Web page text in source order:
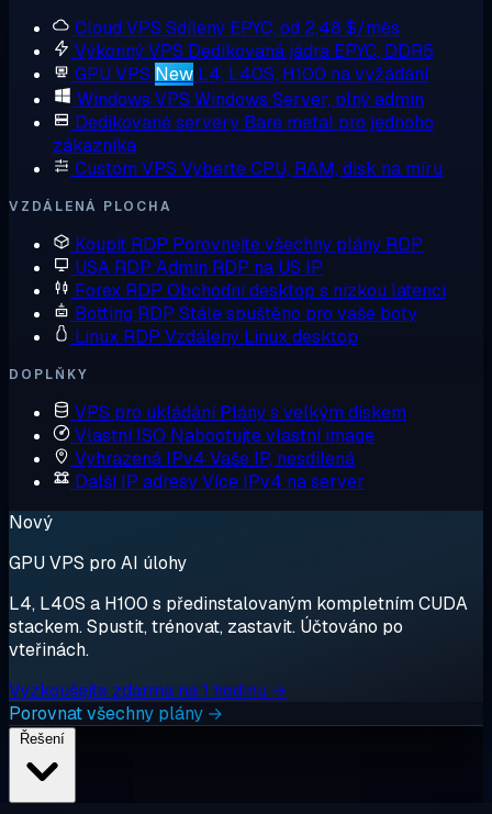
Cloud VPS Sdílený EPYC, od 2,48 $/měs
Výkonný VPS Dedikovaná jádra EPYC, DDR5
GPU VPS New L4, L40S, H100 na vyžádání
Windows VPS Windows Server, plný admin
Dedikované servery Bare metal pro jednoho
zákazníka
Custom VPS Vyberte CPU, RAM, disk na míru
VZDÁLENÁ PLOCHA
Koupit RDP Porovnejte všechny plány RDP
USA RDP Admin RDP na US IP
Forex RDP Obchodní desktop s nízkou latencí
Botting RDP Stále spuštěno pro vaše boty
Linux RDP Vzdálený Linux desktop
DOPLŇKY
VPS pro ukládání Plány s velkým diskem
Vlastní ISO Nabootujte vlastní image
Vyhrazená IPv4 Vaše IP, nesdílená
Další IP adresyVíce IPv4 na server
Nový
GPU VPS pro AI úlohy
L4, L40S a H100 s předinstalovaným kompletním CUDA
stackem. Spustit, trénovat, zastavit. Účtováno po
vteřinách.
Vyzkoušejte zdarma na 1 hodinu →
Porovnat všechny plány →